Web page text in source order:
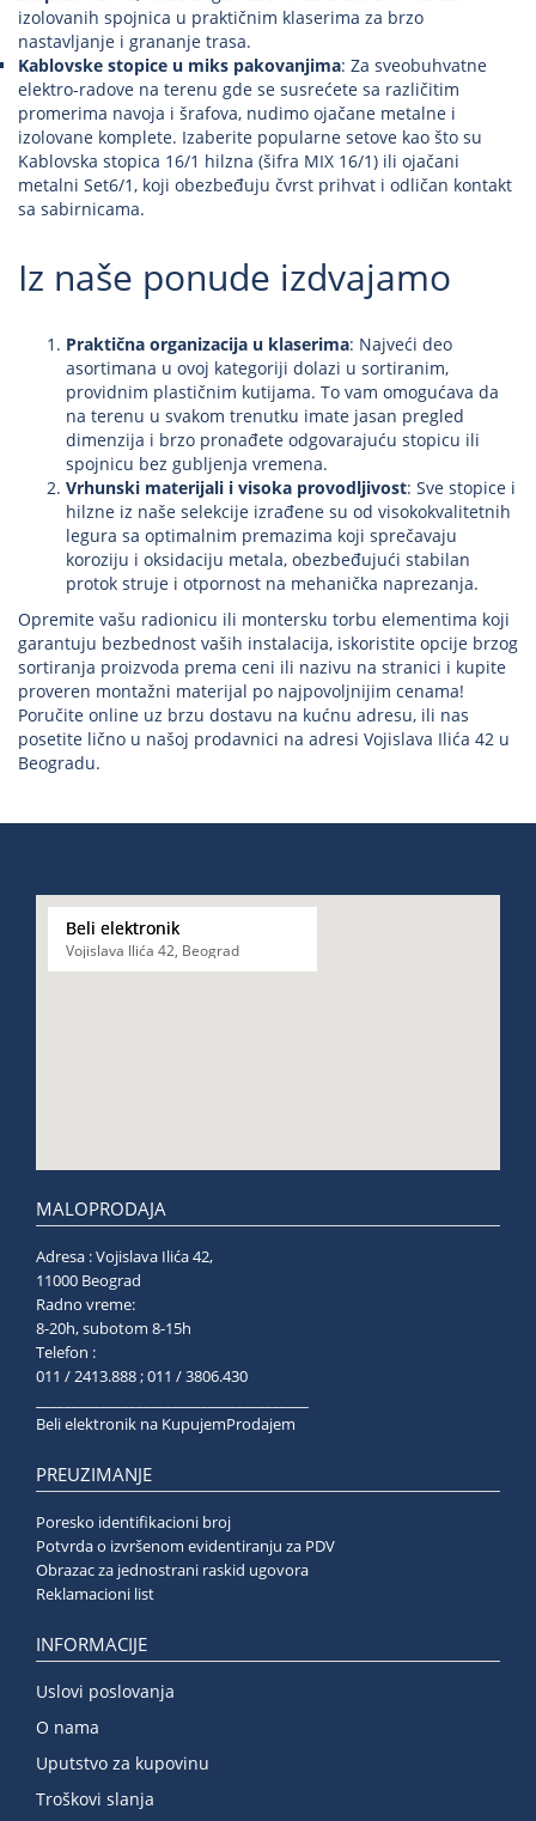
izolovanih spojnica u praktičnim klaserima za brzo
nastavljanje i grananje trasa.
Kablovske stopice u miks pakovanjima: Za sveobuhvatne
elektro-radove na terenu gde se susrećete sa različitim
promerima navoja i šrafova, nudimo ojačane metalne i
izolovane komplete. Izaberite popularne setove kao što su
Kablovska stopica 16/1 hilzna (šifra MIX 16/1) ili ojačani
metalni Set6/1, koji obezbeđuju čvrst prihvat i odličan kontakt
sa sabirnicama.
Iz naše ponude izdvajamo
Praktična organizacija u klaserima: Najveći deo
asortimana u ovoj kategoriji dolazi u sortiranim,
providnim plastičnim kutijama. To vam omogućava da
na terenu u svakom trenutku imate jasan pregled
dimenzija i brzo pronađete odgovarajuću stopicu ili
spojnicu bez gubljenja vremena.
Vrhunski materijali i visoka provodljivost: Sve stopice i
hilzne iz naše selekcije izrađene su od visokokvalitetnih
legura sa optimalnim premazima koji sprečavaju
koroziju i oksidaciju metala, obezbeđujući stabilan
protok struje i otpornost na mehanička naprezanja.
Opremite vašu radionicu ili montersku torbu elementima koji
garantuju bezbednost vaših instalacija, iskoristite opcije brzog
sortiranja proizvoda prema ceni ili nazivu na stranici i kupite
proveren montažni materijal po najpovoljnijim cenama!
Poručite online uz brzu dostavu na kućnu adresu, ili nas
posetite lično u našoj prodavnici na adresi Vojislava Ilića 42 u
Beogradu.
Beli elektronik
Vojislava Ilića 42, Beograd
MALOPRODAJA
Adresa : Vojislava Ilića 42,
11000 Beograd
Radno vreme:
8-20h, subotom 8-15h
Telefon :
011 / 2413.888 ; 011 / 3806.430
Beli elektronik na KupujemProdajem
PREUZIMANJE
Poresko identifikacioni broj
Potvrda o izvršenom evidentiranju za PDV
Obrazac za jednostrani raskid ugovora
Reklamacioni list
INFORMACIJE
Uslovi poslovanja
O nama
Uputstvo za kupovinu
Troškovi slanja